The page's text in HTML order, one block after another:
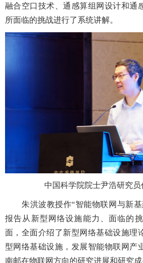
融合空口技术、通感算组网设计和通
所面临的挑战进行了系统讲解。
中国科学院院士尹浩研究
朱洪波教授作“智能物联网与新基
报告从新型网络设施能力、面临的
面，全面介绍了新型网络基础设施理
型网络基础设施，发展智能物联网产
南邮在物联网方向的研究进展和研究成